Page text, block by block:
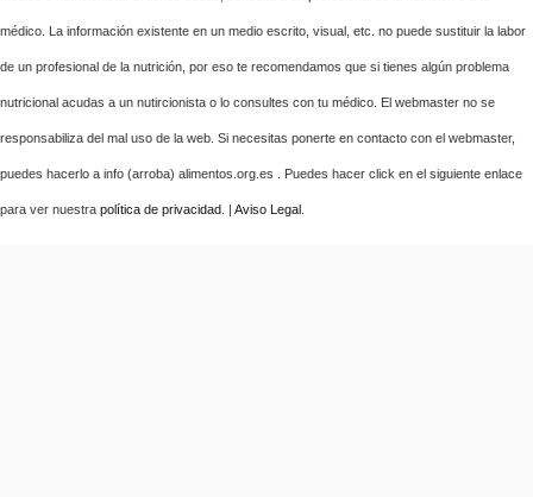
médico. La información existente en un medio escrito, visual, etc. no puede sustituir la labor
de un profesional de la nutrición, por eso te recomendamos que si tienes algún problema
nutricional acudas a un nutircionista o lo consultes con tu médico. El webmaster no se
responsabiliza del mal uso de la web. Si necesitas ponerte en contacto con el webmaster,
puedes hacerlo a info (arroba) alimentos.org.es . Puedes hacer click en el siguiente enlace
para ver nuestra política de privacidad . | Aviso Legal